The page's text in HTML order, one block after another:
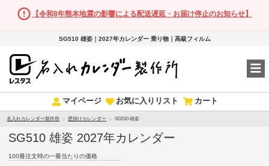
【令和8年熊本地震の影響による配送遅延・お届け停止のお知らせ】
SG510 雄姿｜2027年カレンダー 乗り物｜高級フィルム
マイページ お気に入りリスト カート
名入れカレンダー製作所 壁掛けカレンダー SG510 雄姿
SG510 雄姿 2027年カレンダー
100冊注文時の一冊当たりの価格